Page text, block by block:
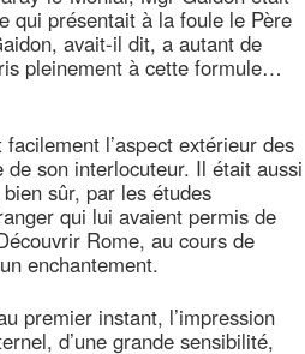
qui présentait à la foule le Père
avait-il dit, a autant de
pleinement à cette formule…
l’aspect extérieur des
son interlocuteur. Il était aussi
sûr, par les études
qui lui avaient permis de
Rome, au cours de
enchantement.
premier instant, l’impression
d’une grande sensibilité,